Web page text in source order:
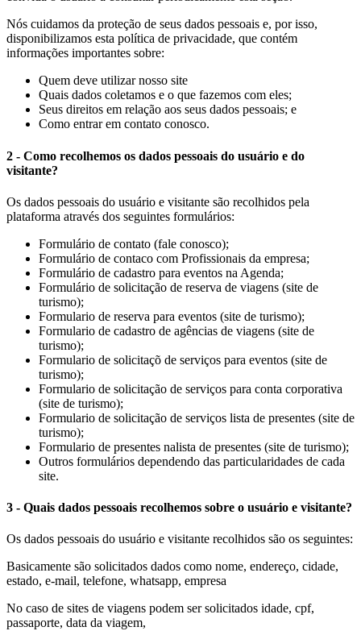
Nós cuidamos da proteção de seus dados pessoais e, por isso,
disponibilizamos esta política de privacidade, que contém
informações importantes sobre:
Quem deve utilizar nosso site
Quais dados coletamos e o que fazemos com eles;
Seus direitos em relação aos seus dados pessoais; e
Como entrar em contato conosco.
2 - Como recolhemos os dados pessoais do usuário e do
visitante?
Os dados pessoais do usuário e visitante são recolhidos pela
plataforma através dos seguintes formulários:
Formulário de contato (fale conosco);
Formulário de contaco com Profissionais da empresa;
Formulário de cadastro para eventos na Agenda;
Formulário de solicitação de reserva de viagens (site de
turismo);
Formulario de reserva para eventos (site de turismo);
Formulario de cadastro de agências de viagens (site de
turismo);
Formulario de solicitaçõ de serviços para eventos (site de
turismo);
Formulario de solicitação de serviços para conta corporativa
(site de turismo);
Formulario de solicitação de serviços lista de presentes (site de
turismo);
Formulario de presentes nalista de presentes (site de turismo);
Outros formulários dependendo das particularidades de cada
site.
3 - Quais dados pessoais recolhemos sobre o usuário e visitante?
Os dados pessoais do usuário e visitante recolhidos são os seguintes:
Basicamente são solicitados dados como nome, endereço, cidade,
estado, e-mail, telefone, whatsapp, empresa
No caso de sites de viagens podem ser solicitados idade, cpf,
passaporte, data da viagem,